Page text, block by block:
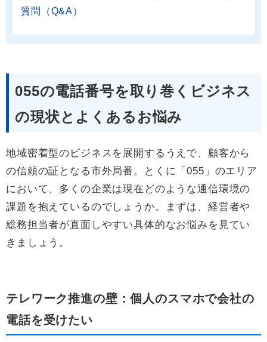
質問（Q&A）
055の電話番号を取り巻くビジネス
の現状とよくあるお悩み
地域密着型のビジネスを展開するうえで、顧客から
の信頼の証となる市外局番。とくに「055」のエリア
において、多くの企業は現在どのような通信環境の
課題を抱えているのでしょうか。まずは、経営者や
総務担当者が直面しやすい具体的なお悩みを見てい
きましょう。
テレワーク推進の壁：個人のスマホで会社の
電話を受けたい